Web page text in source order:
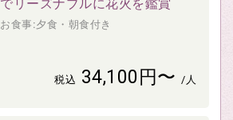
お食事:夕食・朝食付き
税込 34,100円〜 /人